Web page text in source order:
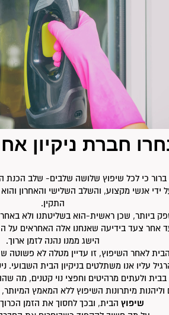
חברת ניקיון
ברור כי לכל שיפוץ שלושה שלבים- שלב הכנת
אנשי מקצוע, והשלב השלישי והאחרון והוא
התקין.
ביותר, שכן ראשית-הוא בשליטתנו ולא
אחר צעד בידיעה שאנחנו אלה האחראים על
הישג ממנו נהנה לזמן ארוך.
לאחר השיפוץ, זו עדיין מטלה לא פשוטה
עליו אנו משתלטים בניקיון הבית
בבית ולעתים מרהיטים וחפצי נוי קטנים, מה
מיתרונות השיפוץ ללא המאמץ
שיפוץ הבית, ובכך לחסוך את הזמן